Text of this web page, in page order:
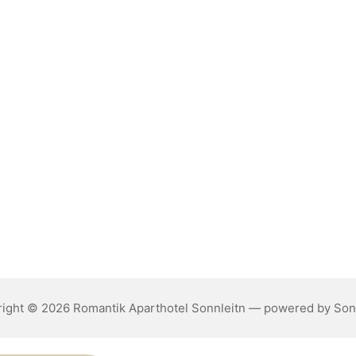
© 2026 Romantik Aparthotel Sonnleitn — powered by